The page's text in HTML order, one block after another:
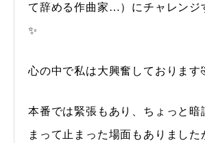
て辞める作曲家…）にチャレンジ
✨
心の中で私は大興奮しております
本番では緊張もあり、ちょっと暗
まって止まった場面もありました